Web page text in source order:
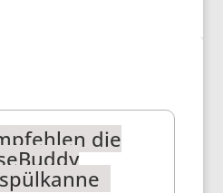
die